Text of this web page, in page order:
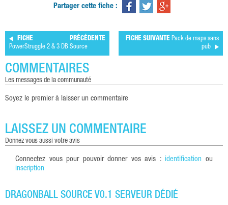
Partager cette fiche :
FICHE PRÉCÉDENTE
PowerStruggle 2 & 3 DB Source
FICHE SUIVANTE Pack de maps sans
pub
COMMENTAIRES
les messages de la communauté
Soyez le premier à laisser un commentaire
LAISSEZ UN COMMENTAIRE
donnez vous aussi votre avis
Connectez vous pour pouvoir donner vos avis : identification ou
inscription
DRAGONBALL SOURCE V0.1 SERVEUR DÉDIÉ